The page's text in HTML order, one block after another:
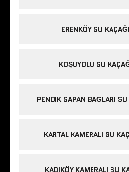
ERENKÖY SU
KOŞUYOLU SU
PENDIK SAPAN BAĞLARI
KARTAL KAMERALI SU
KADIKÖY KAMERALI SU